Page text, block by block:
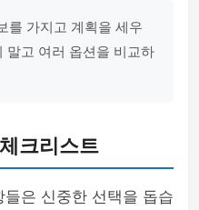
를 가지고 계획을 세우
말고 여러 옵션을 비교하
크리스트
은 신중한 선택을 돕습